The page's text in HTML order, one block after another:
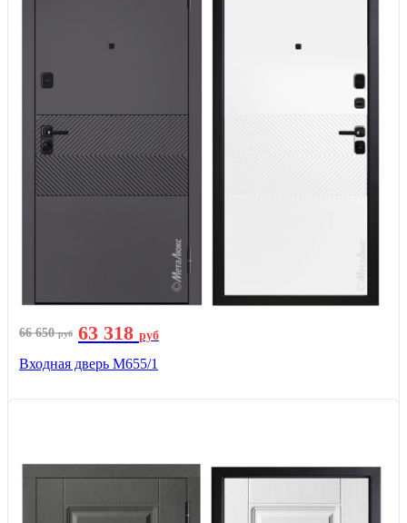
66 650руб 63 318 руб
Входная дверь М655/1